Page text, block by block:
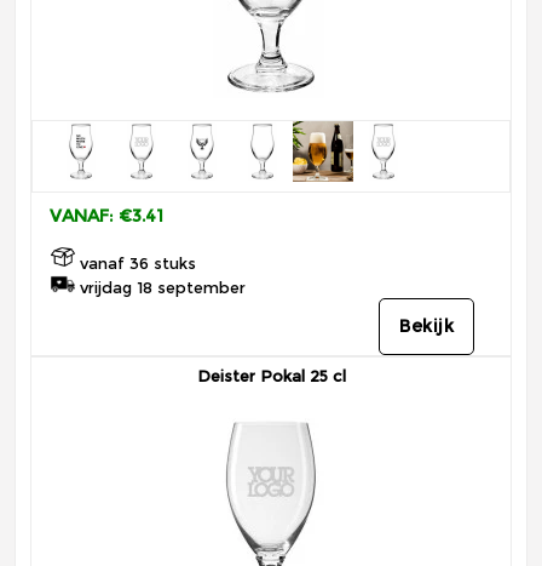
VANAF: €3.41
vanaf 36 stuks
vrijdag 18 september
Bekijk
Deister Pokal 25 cl